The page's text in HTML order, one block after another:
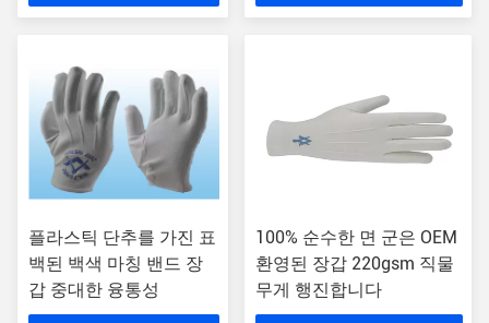
플라스틱 단추를 가진 표
백된 백색 마칭 밴드 장
갑 중대한 융통성
100% 순수한 면 군은 OEM
환영된 장갑 220gsm 직물
무게 행진합니다